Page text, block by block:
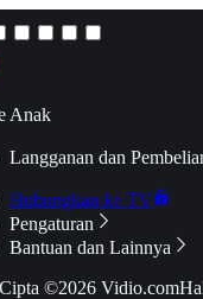
Anak
Langganan dan
Hubungkan ke TV
Pengaturan
Bantuan dan Lainnya
©2026 Vidio.com